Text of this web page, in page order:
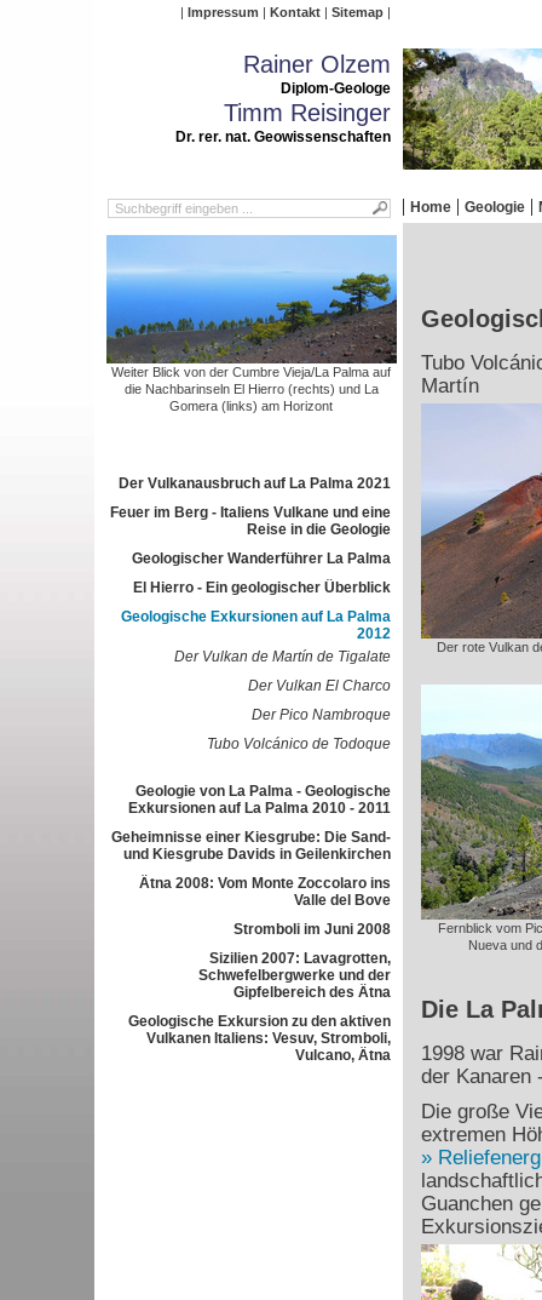
Impressum Kontakt Sitemap
Rainer Olzem
Diplom-Geologe
Timm Reisinger
Dr. rer. nat. Geowissenschaften
Home Geologie
Weiter Blick von der Cumbre Vieja/La Palma auf
die Nachbarinseln El Hierro (rechts) und La
Gomera (links) am Horizont
Der Vulkanausbruch auf La Palma 2021
Feuer im Berg - Italiens Vulkane und eine
Reise in die Geologie
Geologischer Wanderführer La Palma
El Hierro - Ein geologischer Überblick
Geologische Exkursionen auf La Palma
2012
Der Vulkan de Martín de Tigalate
Der Vulkan El Charco
Der Pico Nambroque
Tubo Volcánico de Todoque
Geologie von La Palma - Geologische
Exkursionen auf La Palma 2010 - 2011
Geheimnisse einer Kiesgrube: Die Sand-
und Kiesgrube Davids in Geilenkirchen
Ätna 2008: Vom Monte Zoccolaro ins
Valle del Bove
Stromboli im Juni 2008
Sizilien 2007: Lavagrotten,
Schwefelbergwerke und der
Gipfelbereich des Ätna
Geologische Exkursion zu den aktiven
Vulkanen Italiens: Vesuv, Stromboli,
Vulcano, Ätna
Tubo
Martín
Der rote Vulkan
Fernblick vom
Nueva und
Die La
1998 war
der Kanaren
Die große
extremen
Guanchen